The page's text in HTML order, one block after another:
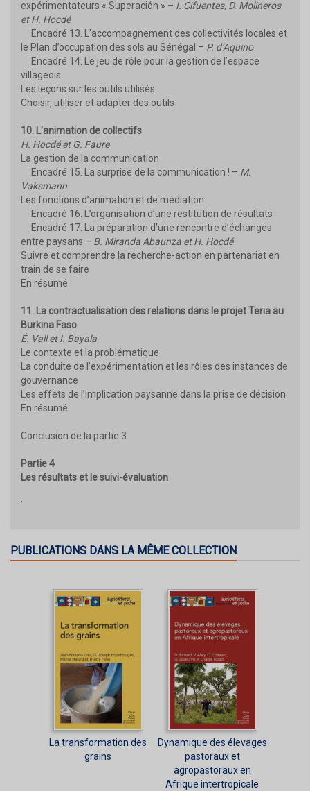
expérimentateurs « Superación » – I. Cifuentes, D. Molineros
et H. Hocdé
Encadré 13. L’accompagnement des collectivités locales et
le Plan d’occupation des sols au Sénégal – P. d’Aquino
Encadré 14. Le jeu de rôle pour la gestion de l’espace
villageois
Les leçons sur les outils utilisés
Choisir, utiliser et adapter des outils
10. L’animation de collectifs
H. Hocdé et G. Faure
La gestion de la communication
Encadré 15. La surprise de la communication ! – M.
Vaksmann
Les fonctions d’animation et de médiation
Encadré 16. L’organisation d’une restitution de résultats
Encadré 17. La préparation d’une rencontre d’échanges
entre paysans – B. Miranda Abaunza et H. Hocdé
Suivre et comprendre la recherche-action en partenariat en
train de se faire
En résumé
11. La contractualisation des relations dans le projet Teria au
Burkina Faso
É. Vall et I. Bayala
Le contexte et la problématique
La conduite de l’expérimentation et les rôles des instances de
gouvernance
Les effets de l’implication paysanne dans la prise de décision
En résumé
Conclusion de la partie 3
Partie 4
Les résultats et le suivi-évaluation
PUBLICATIONS DANS LA MÊME COLLECTION
La transformation des
grains
Dynamique des élevages
pastoraux et
agropastoraux en
Afrique intertropicale